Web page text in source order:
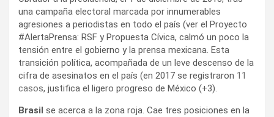
una campaña electoral marcada por innumerables
agresiones a periodistas en todo el país (ver el Proyecto
#AlertaPrensa: RSF y Propuesta Cívica, calmó un poco la
tensión entre el gobierno y la prensa mexicana. Esta
transición política, acompañada de un leve descenso de la
cifra de asesinatos en el país (en 2017 se registraron 11
casos, justifica el ligero progreso de México (+3).
Brasil se acerca a la zona roja. Cae tres posiciones en la